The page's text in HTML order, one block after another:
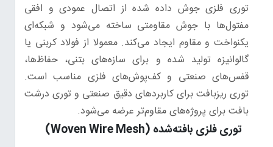
توری فلزی جوش داده شده از اتصال عمودی و افقی
مفتول‌ها با جوش مقاومتی ساخته می‌شود و شبکه‌ای
یکنواخت و مقاوم ایجاد می‌کند. معمولا از فولاد کربنی یا
گالوانیزه تولید شده و برای سازه‌های بتنی، حفاظ‌ها،
قفس‌های صنعتی و کف‌پوش‌های فلزی مناسب است.
توری ریز‌بافت برای کاربردهای دقیق صنعتی و توری درشت
‌بافت برای پروژه‌های مقاوم‌تر عرضه می‌شود.
توری فلزی بافته‌شده (Woven Wire Mesh)